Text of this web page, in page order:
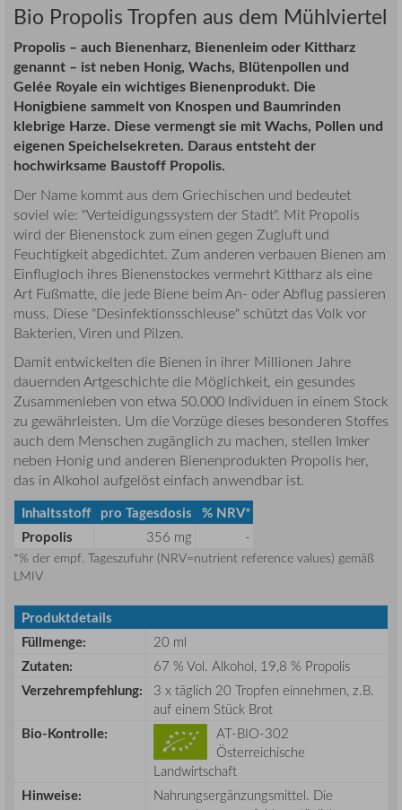
Bio Propolis Tropfen aus dem Mühlviertel
Propolis – auch Bienenharz, Bienenleim oder Kittharz
genannt – ist neben Honig, Wachs, Blütenpollen und
Gelée Royale ein wichtiges Bienenprodukt. Die
Honigbiene sammelt von Knospen und Baumrinden
klebrige Harze. Diese vermengt sie mit Wachs, Pollen und
eigenen Speichelsekreten. Daraus entsteht der
hochwirksame Baustoff Propolis.
Der Name kommt aus dem Griechischen und bedeutet
soviel wie: "Verteidigungssystem der Stadt". Mit Propolis
wird der Bienenstock zum einen gegen Zugluft und
Feuchtigkeit abgedichtet. Zum anderen verbauen Bienen am
Einflugloch ihres Bienenstockes vermehrt Kittharz als eine
Art Fußmatte, die jede Biene beim An- oder Abflug passieren
muss. Diese "Desinfektionsschleuse" schützt das Volk vor
Bakterien, Viren und Pilzen.
Damit entwickelten die Bienen in ihrer Millionen Jahre
dauernden Artgeschichte die Möglichkeit, ein gesundes
Zusammenleben von etwa 50.000 Individuen in einem Stock
zu gewährleisten. Um die Vorzüge dieses besonderen Stoffes
auch dem Menschen zugänglich zu machen, stellen Imker
neben Honig und anderen Bienenprodukten Propolis her,
das in Alkohol aufgelöst einfach anwendbar ist.
Inhaltsstoff pro Tagesdosis % NRV*
Propolis
356 mg -
*% der empf. Tageszufuhr (NRV=nutrient reference values) gemäß
LMIV
Produktdetails
Füllmenge: 20 ml
Zutaten: 67 % Vol. Alkohol, 19,8 % Propolis
Verzehrempfehlung:
3 x täglich 20 Tropfen einnehmen, z.B.
auf einem Stück Brot
Bio-Kontrolle:
AT-BIO-302
Österreichische
Landwirtschaft
Hinweise:
Nahrungsergänzungsmittel. Die